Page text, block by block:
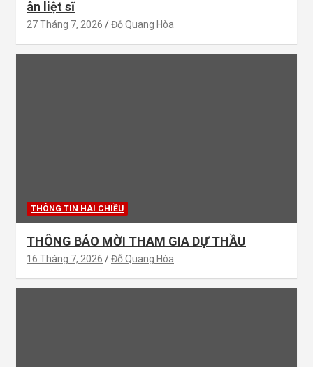
ân liệt sĩ
27 Tháng 7, 2026 Đỗ Quang Hòa
THÔNG TIN HAI CHIỀU
THÔNG BÁO MỜI THAM GIA DỰ THẦU
16 Tháng 7, 2026 Đỗ Quang Hòa